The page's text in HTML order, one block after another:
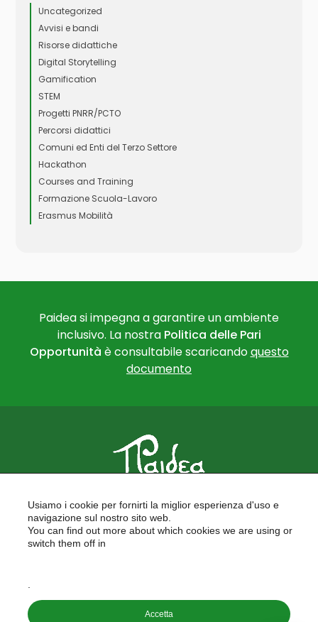
Uncategorized
Avvisi e bandi
Risorse didattiche
Digital Storytelling
Gamification
STEM
Progetti PNRR/PCTO
Percorsi didattici
Comuni ed Enti del Terzo Settore
Hackathon
Courses and Training
Formazione Scuola-Lavoro
Erasmus Mobilità
Paidea si impegna a garantire un ambiente
inclusivo. La nostra Politica delle Pari
Opportunità è consultabile scaricandoquesto
documento
FORMAZIONE PER LE SCUOLE
FORMAZIONE PROFESSIONALE
PROGETTI EUROPEI
Copyright © 2026
Usiamo i cookie per fornirti la miglior esperienza d'uso e
navigazione sul nostro sito web.
You can find out more about which cookies we are using or
switch them off in
Accetta